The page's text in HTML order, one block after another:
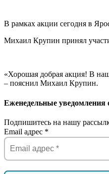
В рамках акции сегодня в
Михаил Крупин принял
«Хорошая добрая акция! В
– пояснил Михаил Крупин.
Еженедельные уведомления
Подпишитесь на нашу
Email адрес *